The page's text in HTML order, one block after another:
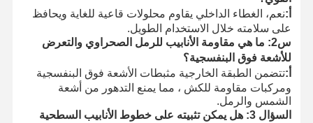
أ:نعم، الغطاء الداخلي يقاوم محلولات قاعية للغاية ويحافظ
على سلامته خلال الاستخدام الطويل.
س2:
ما هي مقاومة الأنابيب للرمل الصحراوي والتعرض
للأشعة فوق البنفسجية؟
أ:تتضمن الطبقة الخارجية مثبطات الأشعة فوق البنفسجية
ومركبات مقاومة للكش ، مما يمنع التدهور من أشعة
الشمس والرمل.
السؤال 3:
هل يمكن تثبيته على خطوط الأنابيب السطحية